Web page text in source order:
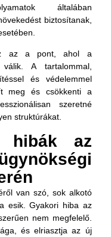
általában
biztosítanak,
az a pont, ahol a
válik. A tartalommal,
és védelemmel
meg és csökkenti a
szeretné
struktúrákat.
hibák az
van szó, sok alkotó
esik. Gyakori hiba az
nem megfelelő.
és elriasztja az új